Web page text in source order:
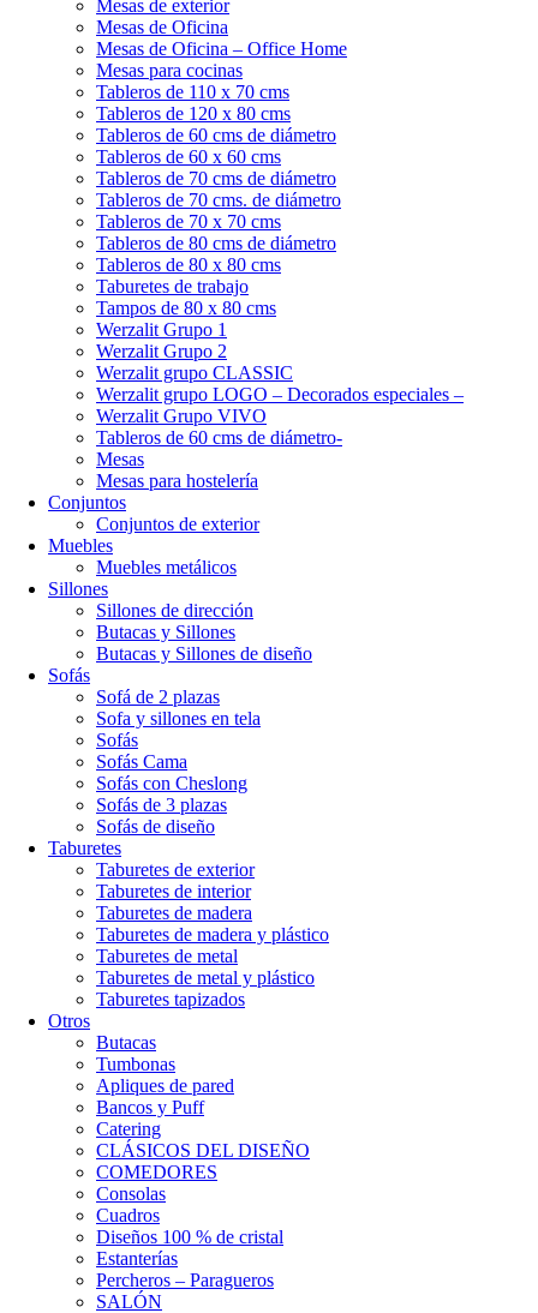
Mesas de exterior
Mesas de Oficina
Mesas de Oficina – Office Home
Mesas para cocinas
Tableros de 110 x 70 cms
Tableros de 120 x 80 cms
Tableros de 60 cms de diámetro
Tableros de 60 x 60 cms
Tableros de 70 cms de diámetro
Tableros de 70 cms. de diámetro
Tableros de 70 x 70 cms
Tableros de 80 cms de diámetro
Tableros de 80 x 80 cms
Taburetes de trabajo
Tampos de 80 x 80 cms
Werzalit Grupo 1
Werzalit Grupo 2
Werzalit grupo CLASSIC
Werzalit grupo LOGO – Decorados especiales –
Werzalit Grupo VIVO
Tableros de 60 cms de diámetro-
Mesas
Mesas para hostelería
Conjuntos
Conjuntos de exterior
Muebles
Muebles metálicos
Sillones
Sillones de dirección
Butacas y Sillones
Butacas y Sillones de diseño
Sofás
Sofá de 2 plazas
Sofa y sillones en tela
Sofás
Sofás Cama
Sofás con Cheslong
Sofás de 3 plazas
Sofás de diseño
Taburetes
Taburetes de exterior
Taburetes de interior
Taburetes de madera
Taburetes de madera y plástico
Taburetes de metal
Taburetes de metal y plástico
Taburetes tapizados
Otros
Butacas
Tumbonas
Apliques de pared
Bancos y Puff
Catering
CLÁSICOS DEL DISEÑO
COMEDORES
Consolas
Cuadros
Diseños 100 % de cristal
Estanterías
Percheros – Paragueros
SALÓN